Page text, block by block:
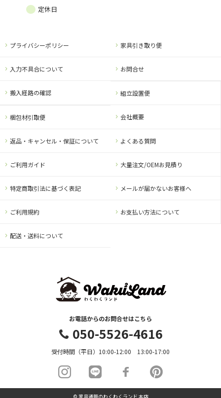
定休日
お電話からのお問合せはこちら
050-5526-4616
受付時間（平日）10:00-12:00 13:00-17:00
組立設置便
ご利用ガイド
ご利用規約
会社概要
大量注文/OEMお見積り
お支払い方法について
よくある質問
特定商取引法に基づく表記
配送・送料について
梱包材引取便
メールが届かないお客様へ
返品・キャンセル・保証について
プライバシーポリシー 家具引き取り便
入力不具合について お問合せ
搬入経路の確認
© 家具通販のわくわくランド 本店